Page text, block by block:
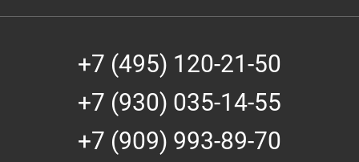
+7 (495) 120-21-50
+7 (930) 035-14-55
+7 (909) 993-89-70